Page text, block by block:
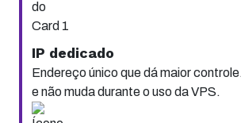
IP dedicado
Endereço único que dá maior
e não muda durante o uso da VPS.